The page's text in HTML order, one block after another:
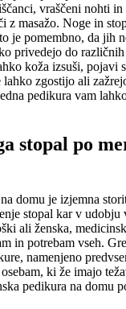
vraščeni nohti in
z masažo. Noge in
je pomembno, da jih
privedejo do različnih
koža izsuši, pojavi
lahko zgostijo ali
pedikura vam
stopal po
domu je izjemna
stopal kar v udobju
ali ženska,
in potrebam vseh.
namenjeno
ki že imajo
pedikura na domu